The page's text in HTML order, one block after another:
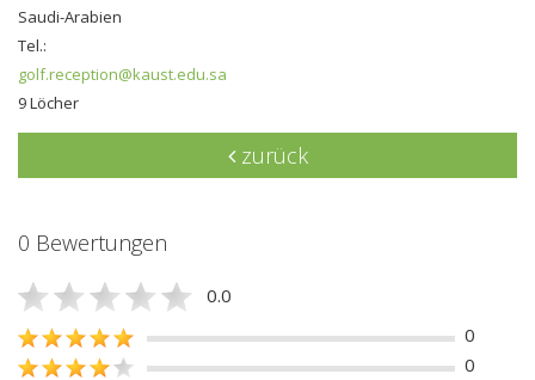
Saudi-Arabien
Tel.:
golf.reception@kaust.edu.sa
9 Löcher
zurück
0 Bewertungen
0.0
0
0